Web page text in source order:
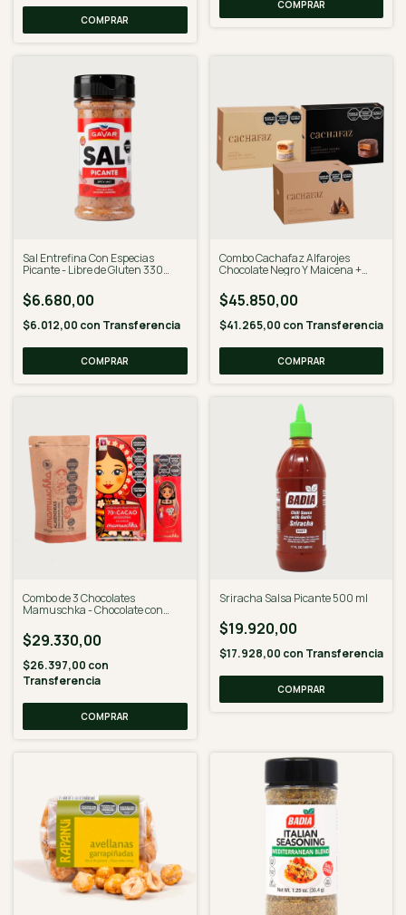
Sal Entrefina Con Especias
Picante - Libre de Gluten 330
$6.680,00
$6.012,00 con Transferencia
Combo Cachafaz Alfarojes
Chocolate Negro Y Maicena +
$45.850,00
$41.265,00 con Transferencia
Combo de 3 Chocolates
Mamuschka - Chocolate con
Chocolate 70% Cacao y
Almendras bañadas en
chocolates
$29.330,00
$26.397,00 con
Transferencia
Sriracha Salsa Picante 500 ml
$19.920,00
$17.928,00 con Transferencia